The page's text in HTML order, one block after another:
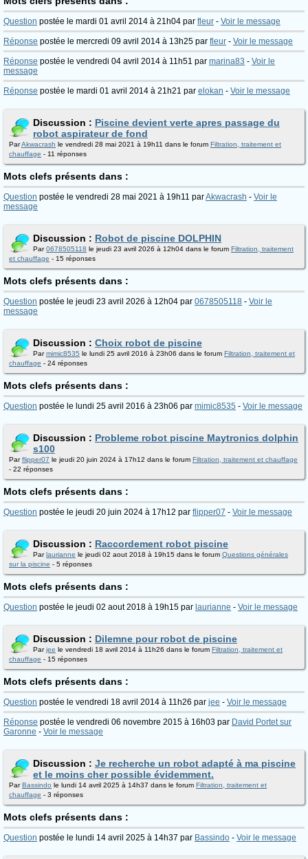
Question postée le mardi 01 avril 2014 à 21h04 par fleur - Voir le message
Réponse postée le mercredi 09 avril 2014 à 13h25 par fleur - Voir le message
Réponse postée le vendredi 04 avril 2014 à 11h51 par marina83 - Voir le
message
Réponse postée le mardi 01 avril 2014 à 21h21 par elokan - Voir le message
Discussion : Piscine devient verte apres passage du
robot aspirateur de fond
ParAkwacrash le vendredi 28 mai 2021 à 19h11 dans le forum Filtration, traitement et
chauffage - 11 réponses
Mots clefs présents dans :
Question postée le vendredi 28 mai 2021 à 19h11 parAkwacrash - Voir le
message
Discussion : Robot de piscine DOLPHIN
Par0678505118 le jeudi 23 avril 2026 à 12h04 dans le forum Filtration, traitement
et chauffage - 15 réponses
Mots clefs présents dans :
Question postée le jeudi 23 avril 2026 à 12h04 par 0678505118 - Voir le
message
Discussion : Choix robot de piscine
Parmimic8535 le lundi 25 avril 2016 à 23h06 dans le forum Filtration, traitement et
chauffage - 24 réponses
Mots clefs présents dans :
Question postée le lundi 25 avril 2016 à 23h06 par mimic8535 - Voir le message
Discussion : Probleme robot piscine Maytronics dolphin
s100
Parflipper07 le jeudi 20 juin 2024 à 17h12 dans le forum Filtration, traitement et chauffage
- 22 réponses
Mots clefs présents dans :
Question postée le jeudi 20 juin 2024 à 17h12 par flipper07 - Voir le message
Discussion : Raccordement robot piscine
Parlaurianne le jeudi 02 aout 2018 à 19h15 dans le forum Questions générales
sur la piscine - 5 réponses
Mots clefs présents dans :
Question postée le jeudi 02 aout 2018 à 19h15 par laurianne - Voir le message
Discussion : Dilemne pour robot de piscine
Parjee le vendredi 18 avril 2014 à 11h26 dans le forum Filtration, traitement et
chauffage - 15 réponses
Mots clefs présents dans :
Question postée le vendredi 18 avril 2014 à 11h26 par jee - Voir le message
Réponse postée le vendredi 06 novembre 2015 à 16h03 par David Portet sur
Garonne - Voir le message
Discussion : Je recherche un robot adapté à ma piscine
et le moins cher possible évidemment.
ParBassindo le lundi 14 avril 2025 à 14h37 dans le forum Filtration, traitement et
chauffage - 3 réponses
Mots clefs présents dans :
Question postée le lundi 14 avril 2025 à 14h37 par Bassindo - Voir le message